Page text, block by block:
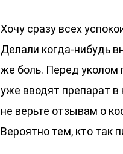
Хочу сразу всех
Делали когда-нибудь
же боль. Перед уколом
уже вводят препарат в
не верьте отзывам о
Вероятно тем, кто так